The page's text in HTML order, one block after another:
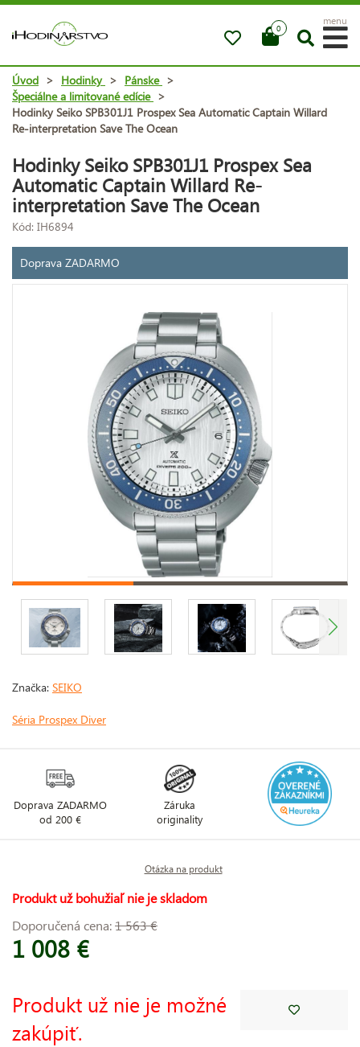
0
menu
Úvod > Hodinky > Pánske >
Špeciálne a limitované edície >
Hodinky Seiko SPB301J1 Prospex Sea Automatic Captain Willard
Re-interpretation Save The Ocean
Hodinky Seiko SPB301J1 Prospex Sea
Automatic Captain Willard Re-
interpretation Save The Ocean
Kód: IH6894
Doprava ZADARMO
Značka: SEIKO
Séria Prospex Diver
Doprava ZADARMO
od 200 €
Záruka
originality
Otázka na produkt
Produkt už bohužiaľ nie je skladom
Doporučená cena:1 563 €
1 008 €
Produkt už nie je možné
zakúpiť.